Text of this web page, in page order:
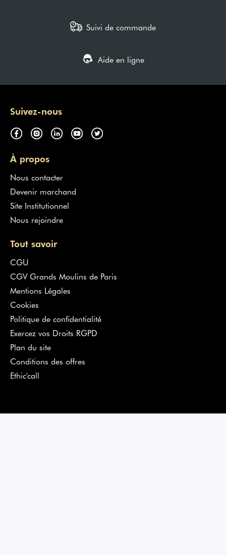
Suivi de commande
Aide en ligne
Suivez-nous
À propos
Nous contacter
Devenir marchand
Site Institutionnel
Nous rejoindre
Tout savoir
CGU
CGV Grands Moulins de Paris
Mentions Légales
Cookies
Politique de confidentialité
Exercez vos Droits RGPD
Plan du site
Conditions des offres
Ethic'call